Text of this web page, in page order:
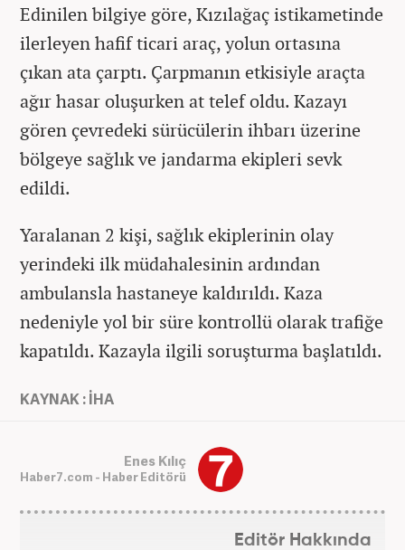
Edinilen bilgiye göre, Kızılağaç istikametinde
ilerleyen hafif ticari araç, yolun ortasına
çıkan ata çarptı. Çarpmanın etkisiyle araçta
ağır hasar oluşurken at telef oldu. Kazayı
gören çevredeki sürücülerin ihbarı üzerine
bölgeye sağlık ve jandarma ekipleri sevk
edildi.
Yaralanan 2 kişi, sağlık ekiplerinin olay
yerindeki ilk müdahalesinin ardından
ambulansla hastaneye kaldırıldı. Kaza
nedeniyle yol bir süre kontrollü olarak trafiğe
kapatıldı. Kazayla ilgili soruşturma başlatıldı.
KAYNAK : İHA
Enes Kılıç
Haber7.com - Haber Editörü
Editör Hakkında